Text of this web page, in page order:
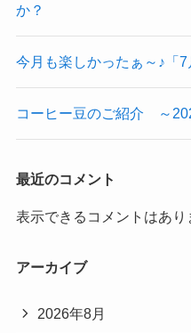
か？
今月も楽しかったぁ～♪「7
コーヒー豆のご紹介 ～
最近のコメント
表示できるコメントはあり
アーカイブ
2026年8月